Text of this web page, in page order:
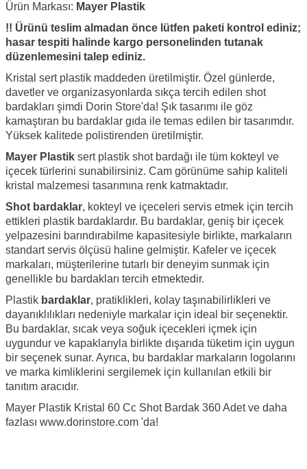
Ürün Markası: Mayer Plastik
!! Ürünü teslim almadan önce lütfen paketi kontrol ediniz;
hasar tespiti halinde kargo personelinden tutanak
düzenlemesini talep ediniz.
Kristal sert plastik maddeden üretilmiştir. Özel günlerde,
davetler ve organizasyonlarda sıkça tercih edilen shot
bardakları şimdi Dorin Store'da! Şık tasarımı ile göz
kamaştıran bu bardaklar gıda ile temas edilen bir tasarımdır.
Yüksek kalitede polistirenden üretilmiştir.
Mayer Plastik sert plastik shot bardağı ile tüm kokteyl ve
içecek türlerini sunabilirsiniz. Cam görünüme sahip kaliteli
kristal malzemesi tasarımına renk katmaktadır.
Shot bardaklar, kokteyl ve içeceleri servis etmek için tercih
ettikleri plastik bardaklardır. Bu bardaklar, geniş bir içecek
yelpazesini barındırabilme kapasitesiyle birlikte, markaların
standart servis ölçüsü haline gelmiştir. Kafeler ve içecek
markaları, müşterilerine tutarlı bir deneyim sunmak için
genellikle bu bardakları tercih etmektedir.
Plastik bardaklar, pratiklikleri, kolay taşınabilirlikleri ve
dayanıklılıkları nedeniyle markalar için ideal bir seçenektir.
Bu bardaklar, sıcak veya soğuk içecekleri içmek için
uygundur ve kapaklarıyla birlikte dışarıda tüketim için uygun
bir seçenek sunar. Ayrıca, bu bardaklar markaların logolarını
ve marka kimliklerini sergilemek için kullanılan etkili bir
tanıtım aracıdır.
Mayer Plastik Kristal 60 Cc Shot Bardak 360 Adet ve daha
fazlası www.dorinstore.com 'da!